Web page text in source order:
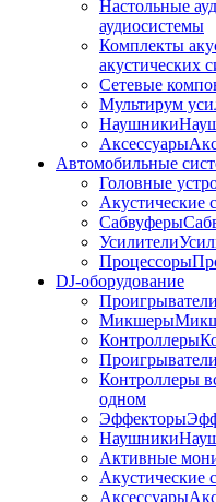
Настольные
аудиосистемы
Комплекты
акустических
Сетевые
Мультирум
Наушники
Аксессуары
Автомобильные
Головные
Акустические
Сабвуферы
Усилители
Процессоры
DJ-оборудование
Проигрыватели
Микшеры
Контроллеры
Контроллеры
одном
Эффекторы
Наушники
Активные
Акустические
Аксессуары